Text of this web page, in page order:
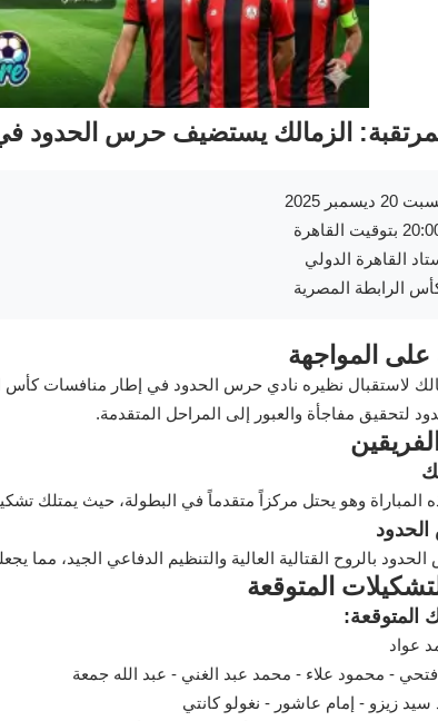
الزمالك يستضيف حرس الحدود
20 ديسمبر 2025
القاهرة الدولي
الرابطة المصرية
المواجهة
لاستقبال نظيره نادي حرس الحدود في إطار منافسات كأس
لتحقيق مفاجأة والعبور إلى المراحل المتقدمة.
المباراة وهو يحتل مركزاً متقدماً في البطولة، حيث يمتلك
بالروح القتالية العالية والتنظيم الدفاعي الجيد،
المتوقعة
المتوقعة:
عواد
فتحي - محمود علاء - محمد عبد الغني - عبد الله جمعة
زيزو - إمام عاشور - نغولو كانتي